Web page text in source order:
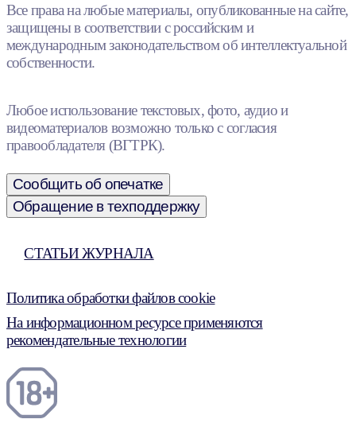
Все права на любые материалы, опубликованные на сайте,
защищены в соответствии с российским и
международным законодательством об интеллектуальной
собственности.
Любое использование текстовых, фото, аудио и
видеоматериалов возможно только с согласия
правообладателя (ВГТРК).
Сообщить об опечатке
Обращение в техподдержку
СТАТЬИ ЖУРНАЛА
Политика обработки файлов cookie
На информационном ресурсе применяются
рекомендательные технологии